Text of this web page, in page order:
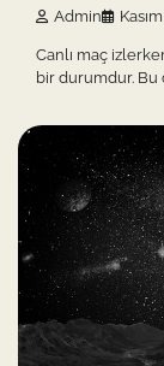
Admin
Canlı maç
bir durumdur. Bu